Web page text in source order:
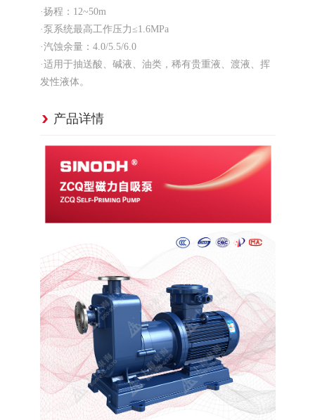
·扬程：12~50m
·泵系统最高工作压力≤1.6MPa
·汽蚀余量：4.0/5.5/6.0
·适用于抽送酸、碱液、油类，稀有贵重液、渡液、挥
发性液体。
产品详情